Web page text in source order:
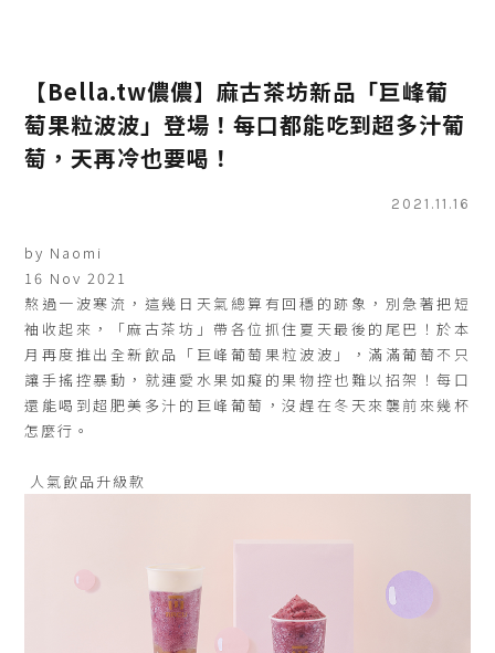
【Bella.tw儂儂】麻古茶坊新品「巨峰葡
萄果粒波波」登場！每口都能吃到超多汁葡
萄，天再冷也要喝！
2021.11.16
by Naomi
16 Nov 2021
熬過一波寒流，這幾日天氣總算有回穩的跡象，別急著把短
袖收起來，「麻古茶坊」帶各位抓住夏天最後的尾巴！於本
月再度推出全新飲品「巨峰葡萄果粒波波」，滿滿葡萄不只
讓手搖控暴動，就連愛水果如癡的果物控也難以招架！每口
還能喝到超肥美多汁的巨峰葡萄，沒趕在冬天來襲前來幾杯
怎麼行。
人氣飲品升級款